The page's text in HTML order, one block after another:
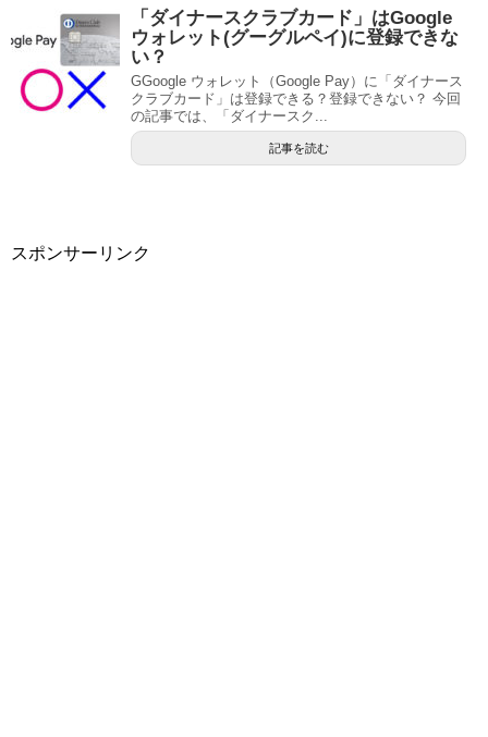
「ダイナースクラブカード」はGoogle
ウォレット(グーグルペイ)に登録できな
い？
GGoogle ウォレット（Google Pay）に「ダイナース
クラブカード」は登録できる？登録できない？ 今回
の記事では、「ダイナースク...
記事を読む
スポンサーリンク